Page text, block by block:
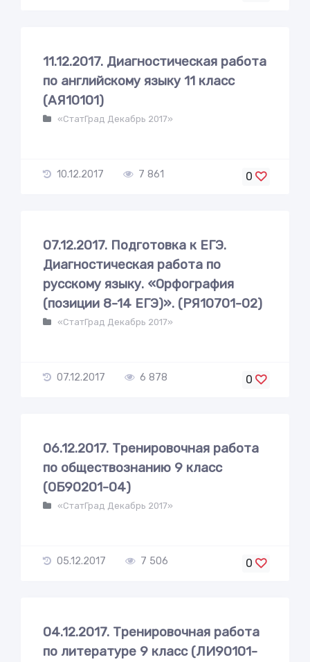
11.12.2017. Диагностическая работа
по английскому языку 11 класс
(АЯ10101)
«СтатГрад Декабрь 2017»
10.12.2017 7 861 0
07.12.2017. Подготовка к ЕГЭ.
Диагностическая работа по
русскому языку. «Орфография
(позиции 8-14 ЕГЭ)». (РЯ10701-02)
«СтатГрад Декабрь 2017»
07.12.2017 6 878 0
06.12.2017. Тренировочная работа
по обществознанию 9 класс
(ОБ90201-04)
«СтатГрад Декабрь 2017»
05.12.2017 7 506 0
04.12.2017. Тренировочная работа
по литературе 9 класс (ЛИ90101-